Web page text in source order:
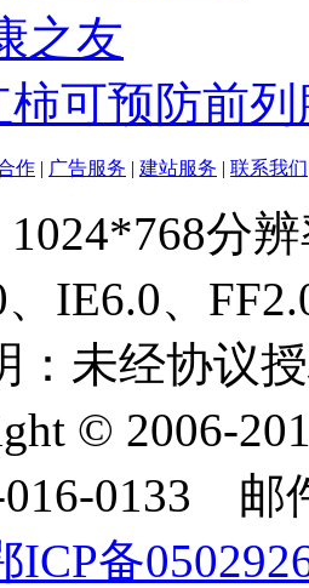
之友
柿可预防前列
作 | 广告服务 | 建站服务 | 联系我们
分
、IE6.0、
未经协议
© 2006-
0133 邮
ICP备